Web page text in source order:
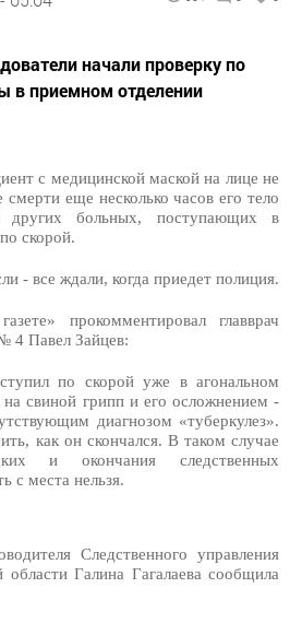
начали проверку по
в приемном отделении
с медицинской маской на лице не
еще несколько часов его тело
больных, поступающих в
скорой.
- все ждали, когда приедет полиция.
прокомментировал главврач
4 Павел Зайцев:
по скорой уже в агональном
свиной грипп и его осложнением -
диагнозом «туберкулез».
как он скончался. В таком случае
и окончания следственных
с места нельзя.
Следственного управления
Галина Гагалаева сообщила